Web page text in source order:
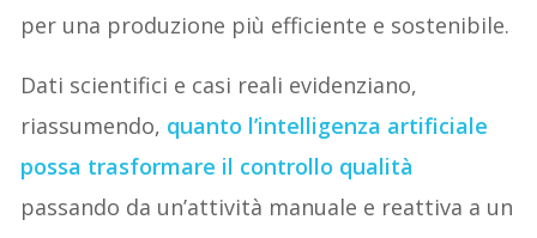
per una produzione più efficiente e sostenibile.
Dati scientifici e casi reali evidenziano,
riassumendo, quanto l’intelligenza artificiale
possa trasformare il controllo qualità
passando da un’attività manuale e reattiva a un